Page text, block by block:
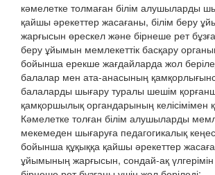
кәмелетке толмаған білім алушыларды
қайшы әрекеттер жасағаны, білім беру
жарғысын өрескел және бірнеше рет
беру ұйымын мемлекеттік басқару
бойынша ерекше жағдайларда жол
балалар мен ата-анасының
балаларды шығару туралы шешім
қамқоршылық органдарының келісімімен
Кәмелетке толған білім алушыларды
мекемеден шығаруға педагогикалық
бойынша құқыққа қайшы әрекеттер
ұйымының жарғысын, сондай-ақ